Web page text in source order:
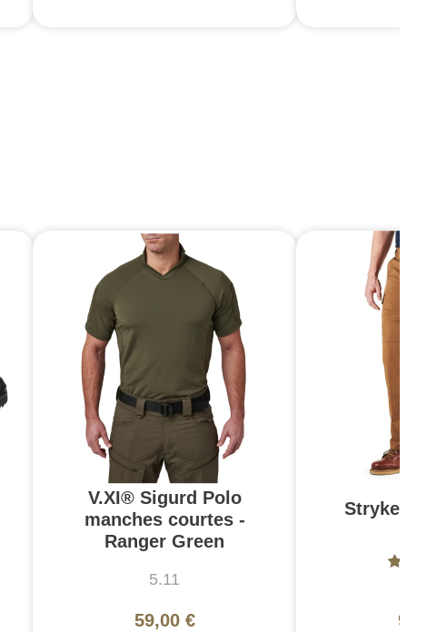
V.XI® Sigurd Polo
manches courtes -
Ranger Green
5.11
59,00 €
Stryke